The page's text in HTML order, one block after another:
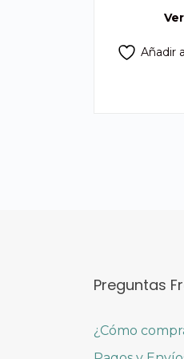
Añadir
Preguntas
¿Cómo